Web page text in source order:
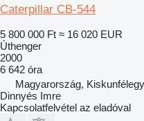
Caterpillar CB-544
5 800 000 Ft ≈ 16 020 EUR
Úthenger
2000
6 642 óra
Magyarország,
Dinnyés Imre
Kapcsolatfelvétel az eladóval